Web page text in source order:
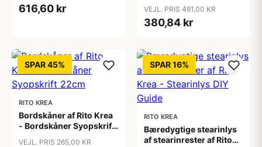
616,60 kr
Bordpynt DIY Guide
VEJL. PRIS 491,00 KR
380,84 kr
SPAR 45%
RITO KREA
Bordskåner af Rito Krea
- Bordskåner Syopskrift
VEJL. PRIS 265,00 KR
SPAR 16%
RITO KREA
Bæredygtige stearinlys
af stearinrester af Rito